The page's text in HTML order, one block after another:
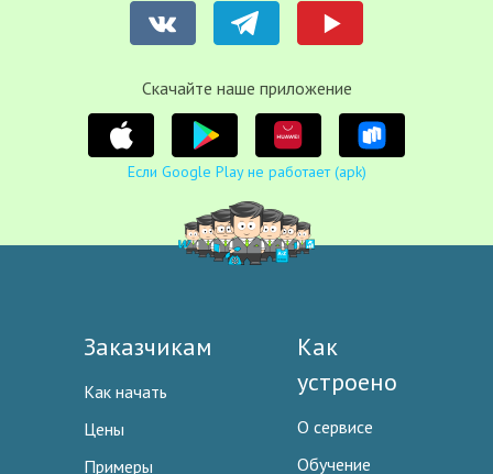
Cкачайте наше приложение
Если Google Play не работает (apk)
Заказчикам
Как начать
Цены
Примеры
Как
устроено
О сервисе
Обучение